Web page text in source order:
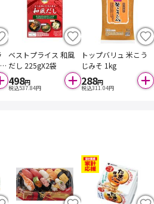
ベストプライス 和風
だし 225gX2袋
498円
税込537.84円
トップバリュ 米こう
じみそ 1kg
288円
税込311.04円